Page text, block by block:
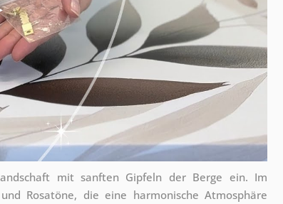
mit sanften Gipfeln der Berge ein. Im
Rosatöne, die eine harmonische Atmosphäre